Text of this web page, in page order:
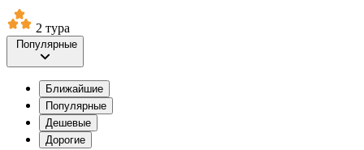
2 тура
Популярные
Ближайшие
Популярные
Дешевые
Дорогие